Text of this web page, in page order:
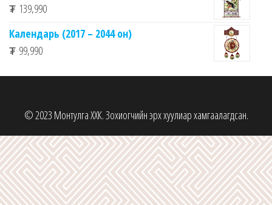
₮ 139,990
Календарь (2017 – 2044 он)
₮ 99,990
© 2023 Монтулга ХХК. Зохиогчийн эрх хуулиар хамгаалагдсан.